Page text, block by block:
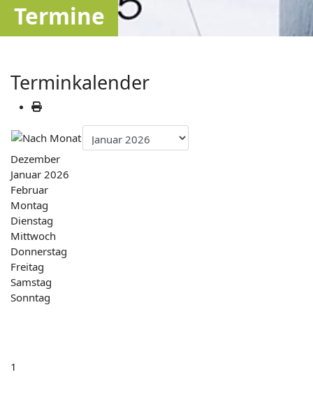
Termine
Terminkalender
Dezember
Januar 2026
Februar
Montag
Dienstag
Mittwoch
Donnerstag
Freitag
Samstag
Sonntag
1